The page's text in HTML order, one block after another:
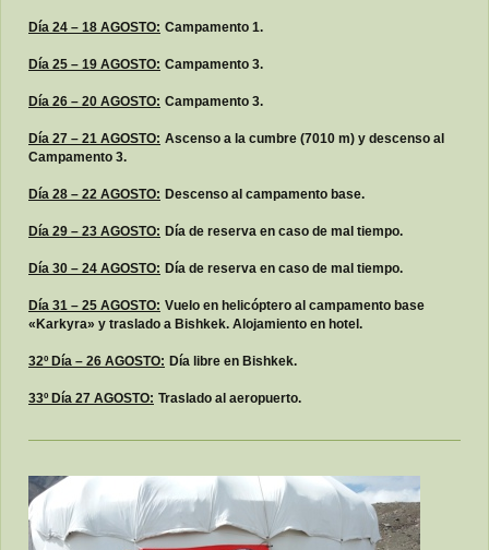
Día 24 – 18 AGOSTO: Campamento 1.
Día 25 – 19 AGOSTO: Campamento 3.
Día 26 – 20 AGOSTO: Campamento 3.
Día 27 – 21 AGOSTO: Ascenso a la cumbre (7010 m) y descenso al
Campamento 3.
Día 28 – 22 AGOSTO: Descenso al campamento base.
Día 29 – 23 AGOSTO: Día de reserva en caso de mal tiempo.
Día 30 – 24 AGOSTO: Día de reserva en caso de mal tiempo.
Día 31 – 25 AGOSTO: Vuelo en helicóptero al campamento base
«Karkyra» y traslado a Bishkek. Alojamiento en hotel.
32º Día – 26 AGOSTO: Día libre en Bishkek.
33º Día 27 AGOSTO: Traslado al aeropuerto.